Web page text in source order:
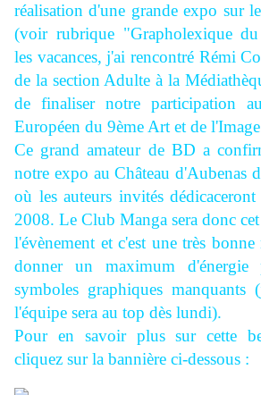
réalisation d'une grande expo sur
(voir rubrique "Grapholexique
les vacances, j'ai rencontré Rémi
de la section Adulte à la
de finaliser notre participation
Européen du 9ème Art et de
Ce grand amateur de BD a
notre expo au Château d'Aubenas
où les auteurs invités
2008. Le Club Manga sera donc
l'évènement et c'est une très
donner un maximum
symboles graphiques manquants
l'équipe sera au top dès lundi).
Pour en savoir plus sur cette
cliquez sur la bannière ci-dessous :